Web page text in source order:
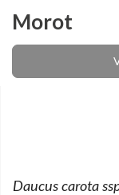
Morot
Daucus carota